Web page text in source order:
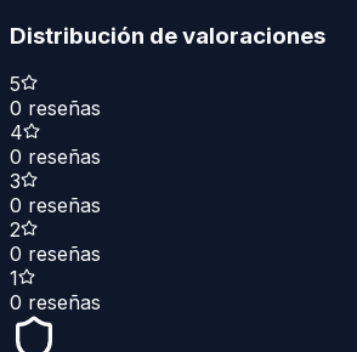
Distribución de valoraciones
5
0 reseñas
4
0 reseñas
3
0 reseñas
2
0 reseñas
1
0 reseñas